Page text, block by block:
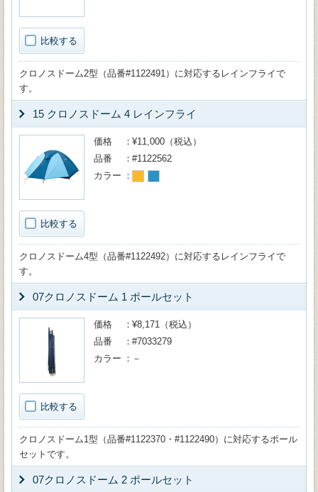
比較する
クロノスドーム2型（品番#1122491）に対応するレインフライで
す。
15 クロノスドーム 4 レインフライ
比較する
価格
¥11,000（税込）
品番
#1122562
カラー
クロノスドーム4型（品番#1122492）に対応するレインフライで
す。
07クロノスドーム 1 ポールセット
比較する
価格
¥8,171（税込）
品番
#7033279
カラー
－
クロノスドーム1型（品番#1122370・#1122490）に対応するポール
セットです。
07クロノスドーム 2 ポールセット